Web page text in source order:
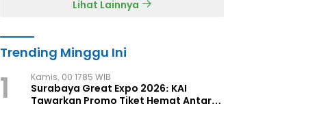
Lihat Lainnya
Trending Minggu Ini
1 Kamis, 00 1785 WIB
Surabaya Great Expo 2026: KAI
Tawarkan Promo Tiket Hemat Antar